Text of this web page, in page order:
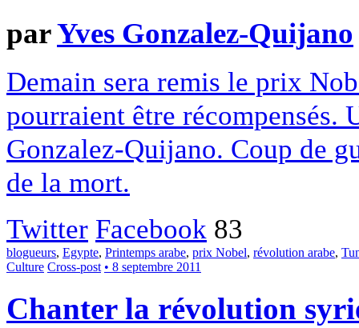
parYves Gonzalez-Quijano
Demain sera remis le prix
pourraient être récompensés.
Gonzalez-Quijano. Coup de
de la mort.
Twitter Facebook 83
blogueurs, Egypte, Printemps arabe, prix Nobel, révolution arabe,
Culture Cross-post • 8 septembre 2011
Chanter la révolution